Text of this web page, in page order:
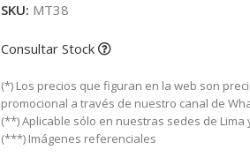
SKU: MT38
Consultar Stock
(*) Los precios que figuran en la web son
promocional a través de nuestro canal de
(**) Aplicable sólo en nuestras sedes de Lima
(***) Imágenes referenciales